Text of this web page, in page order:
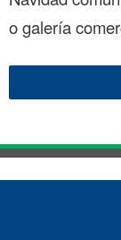
o galería